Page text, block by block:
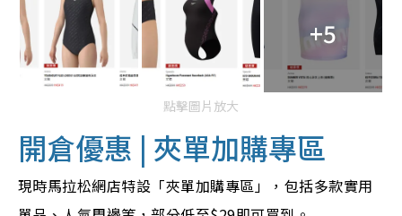
+5
點擊圖片放大
開倉優惠 | 夾單加購專區
現時馬拉松網店特設「夾單加購專區」，包括多款實用